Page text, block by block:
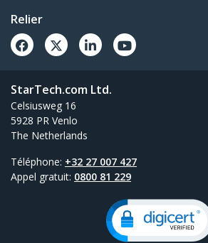
Relier
StarTech.com Ltd.
Celsiusweg 16
5928 PR Venlo
The Netherlands
Téléphone: +32 27 007 427
Appel gratuit: 0800 81 229